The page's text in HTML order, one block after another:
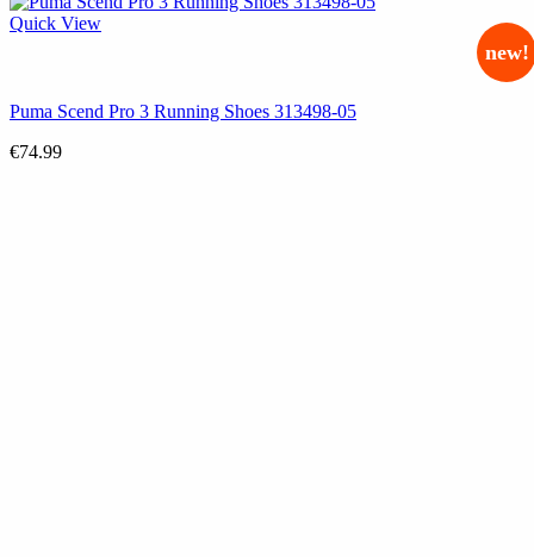
Quick View
new!
Puma Scend Pro 3 Running Shoes 313498-05
€74.99